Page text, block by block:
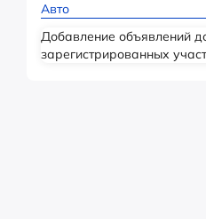
Авто
Добавление объявлений
зарегистрированных